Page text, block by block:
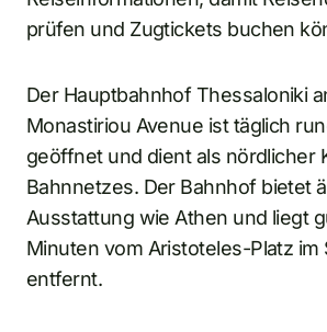
prüfen und Zugtickets buchen
Der Hauptbahnhof Thessaloniki
Monastiriou Avenue ist täglich
geöffnet und dient als nördlicher
Bahnnetzes. Der Bahnhof bietet
Ausstattung wie Athen und liegt
Minuten vom Aristoteles-Platz im
entfernt.